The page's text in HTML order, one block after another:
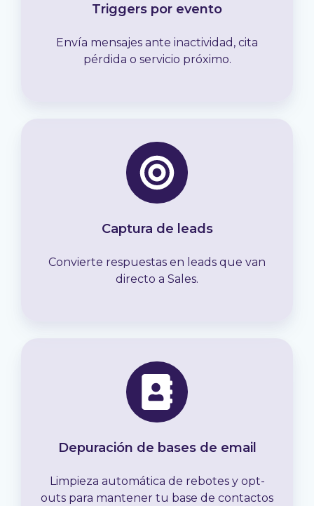
Triggers por evento
Envía mensajes ante inactividad, cita
pérdida o servicio próximo.
Captura de leads
Convierte respuestas en leads que van
directo a Sales.
Depuración de bases de email
Limpieza automática de rebotes y opt-
outs para mantener tu base de contactos